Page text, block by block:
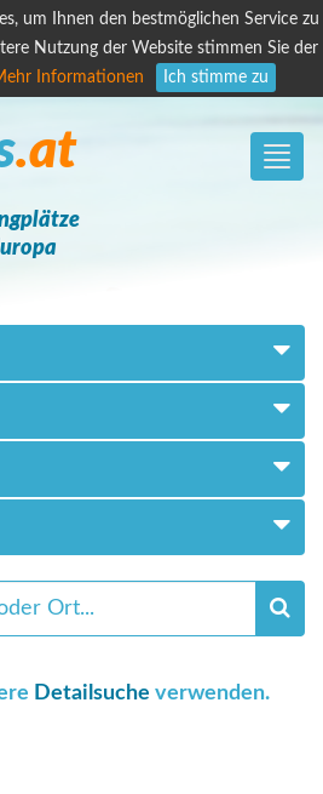
um Ihnen den bestmöglichen Service zu
Nutzung der Website stimmen Sie der
Informationen Ich stimme zu
Toggle
.at
Detailsuche verwenden.